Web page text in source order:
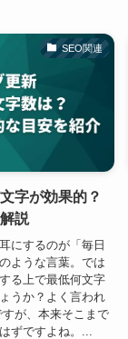
SEO関連
字が効果的？
説
にするのが「毎日
ような言葉。では
る上で最低何文字
うか？よく言われ
が、本来そこまで
ずですよね。...